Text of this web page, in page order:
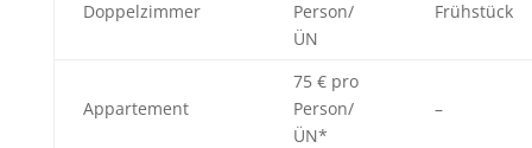
Doppelzimmer
Person/
ÜN
Frühstück
Appartement
75 € pro
Person/
ÜN*
–